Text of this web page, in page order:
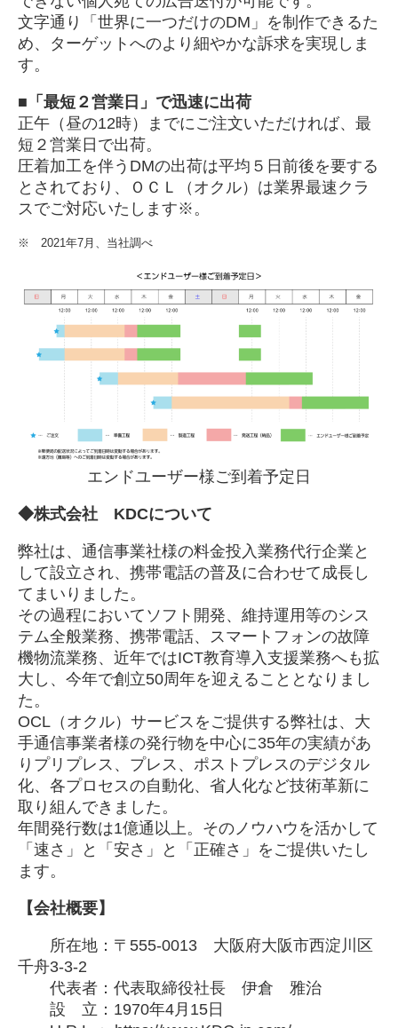
文字通り「世界に一つだけのDM」を制作できるた
め、ターゲットへのより細やかな訴求を実現しま
す。
■「最短２営業日」で迅速に出荷
正午（昼の12時）までにご注文いただければ、最
短２営業日で出荷。
圧着加工を伴うDMの出荷は平均５日前後を要する
とされており、ＯＣＬ（オクル）は業界最速クラ
スでご対応いたします※。
※ 2021年7月、当社調べ
エンドユーザー様ご到着予定日
◆株式会社 KDCについて
弊社は、通信事業社様の料金投入業務代行企業と
して設立され、携帯電話の普及に合わせて成長し
てまいりました。
その過程においてソフト開発、維持運用等のシス
テム全般業務、携帯電話、スマートフォンの故障
機物流業務、近年ではICT教育導入支援業務へも拡
大し、今年で創立50周年を迎えることとなりまし
た。
OCL（オクル）サービスをご提供する弊社は、大
手通信事業者様の発行物を中心に35年の実績があ
りプリプレス、プレス、ポストプレスのデジタル
化、各プロセスの自動化、省人化など技術革新に
取り組んできました。
年間発行数は1億通以上。そのノウハウを活かして
「速さ」と「安さ」と「正確さ」をご提供いたし
ます。
【会社概要】
所在地：〒555-0013 大阪府大阪市西淀川区
千舟3-3-2
代表者：代表取締役社長 伊倉 雅治
設 立：1970年4月15日